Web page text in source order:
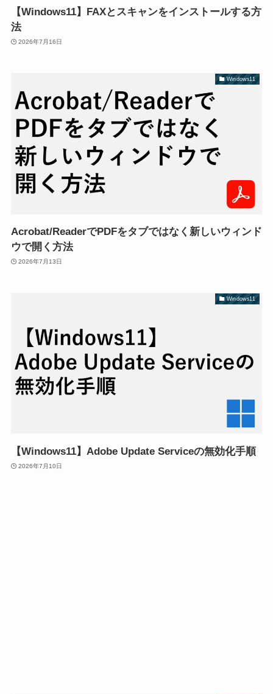
【Windows11】FAXとスキャンをインストールする方
法
2026年7月16日
Windows11
Acrobat/ReaderでPDFをタブではなく新しいウィンド
ウで開く方法
2026年7月13日
Windows11
【Windows11】Adobe Update Serviceの無効化手順
2026年7月10日